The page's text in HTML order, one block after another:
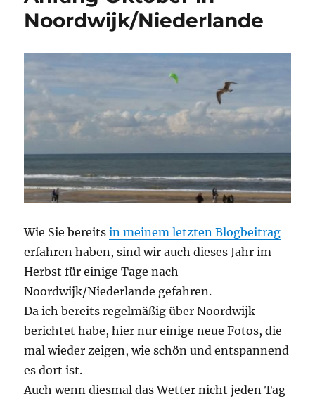
Noordwijk/Niederlande
Wie Sie bereitsin meinem letzten Blogbeitrag
erfahren haben, sind wir auch dieses Jahr im
Herbst für einige Tage nach
Noordwijk/Niederlande gefahren.
Da ich bereits regelmäßig über Noordwijk
berichtet habe, hier nur einige neue Fotos, die
mal wieder zeigen, wie schön und entspannend
es dort ist.
Auch wenn diesmal das Wetter nicht jeden Tag